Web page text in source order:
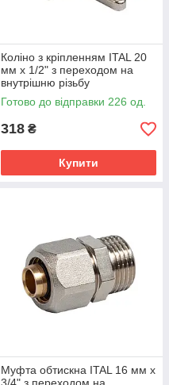
Коліно з кріпленням ITAL 20
мм х 1/2" з переходом на
внутрішню різьбу
(водорозетка)
Готово до відправки 226 од.
318 ₴
Купити
Муфта обтискна ITAL 16 мм х